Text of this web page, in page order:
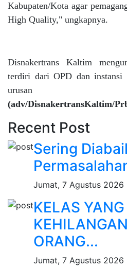
Kabupaten/Kota agar
High Quality," ungkapnya.
Disnakertrans Kaltim
terdiri dari OPD dan instansi
urusan
(adv/DisnakertransKaltim/
Recent Post
Sering
Jumat, 7 Agustus 2026
KELAS
ORANG...
Jumat, 7 Agustus 2026